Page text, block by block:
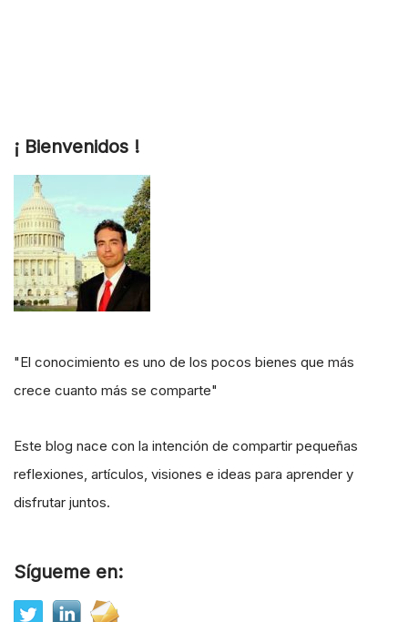
¡ Bienvenidos !
"El conocimiento es uno de los pocos bienes que más
crece cuanto más se comparte"
Este blog nace con la intención de compartir pequeñas
reflexiones, artículos, visiones e ideas para aprender y
disfrutar juntos.
Sígueme en: